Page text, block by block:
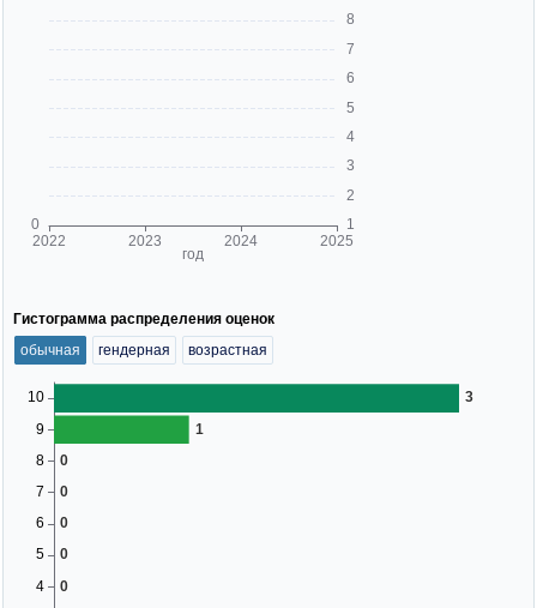
Гистограмма распределения оценок
обычная
гендерная возрастная